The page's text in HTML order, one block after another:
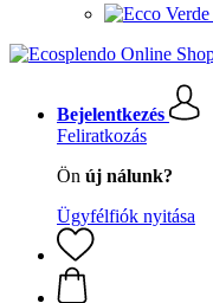
Bejelentkezés
Feliratkozás
Ön új nálunk?
Ügyfélfiók nyitása